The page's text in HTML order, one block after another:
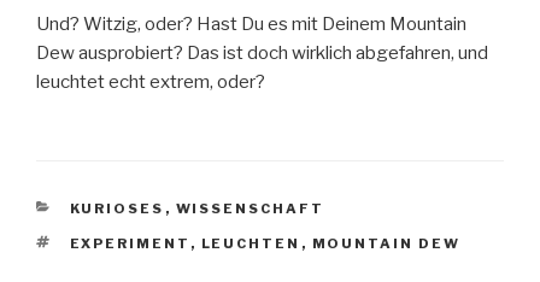
Und? Witzig, oder? Hast Du es mit Deinem Mountain
Dew ausprobiert? Das ist doch wirklich abgefahren, und
leuchtet echt extrem, oder?
KATEGORIEN
KURIOSES , WISSENSCHAFT
SCHLAGWÖRTER
EXPERIMENT , LEUCHTEN , MOUNTAIN DEW